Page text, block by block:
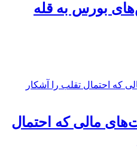
بورس به قله
مالی که احتمال